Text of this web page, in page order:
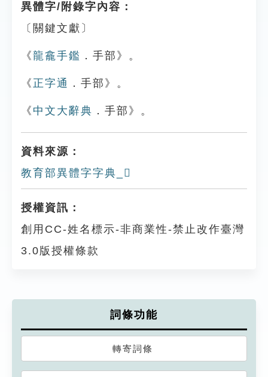
異體字/附錄字內容：
〔關鍵文獻〕
《龍龕手鑑 ．手部》。
《 正字通 ．手部》。
《 中文大辭典 ．手部》。
資料來源：
教育部異體字字典_𢷽
授權資訊：
創用CC-姓名標示-非商業性-禁止改作臺灣
3.0版授權條款
詞條功能
轉寄詞條